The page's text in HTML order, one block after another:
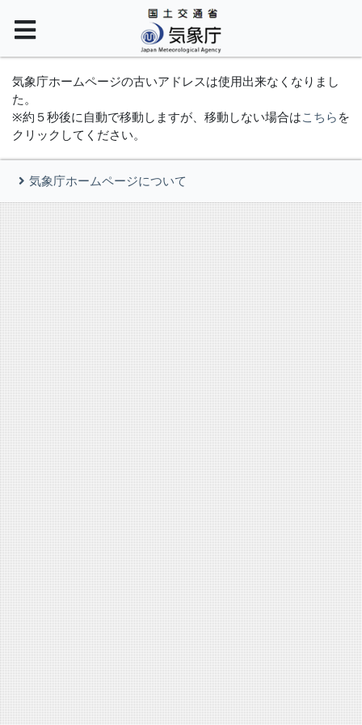
気象庁ホームページの古いアドレスは使用出来なくなりまし
た。
※約５秒後に自動で移動しますが、移動しない場合はこちら を
クリックしてください。
気象庁ホームページについて